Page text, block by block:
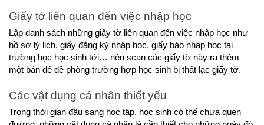
Giấy tờ liên quan đến việc nhập học
Lập danh sách những giấy tờ liên quan đến việc nhập học như
hồ sơ lý lịch, giấy đăng ký nhập học, giấy báo nhập học tại
trường học học sinh tới… nên scan các giấy tờ này ra thêm
một bản để đề phòng trường hợp học sinh bị thất lạc giấy tờ.
Các vật dụng cá nhân thiết yếu
Trong thời gian đầu sang học tập, học sinh có thể chưa quen